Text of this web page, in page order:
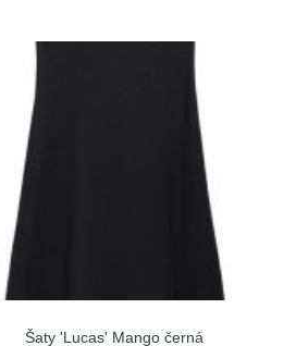
Šaty 'Lucas' Mango černá